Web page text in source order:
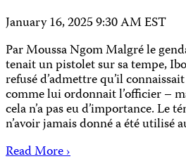
January 16, 2025 9:30 AM EST
Par Moussa Ngom Malgré le
tenait un pistolet sur sa tempe,
refusé d’admettre qu’il
comme lui ordonnait l’officier –
cela n’a pas eu d’importance. Le
n’avoir jamais donné a été utilisé
Read More ›